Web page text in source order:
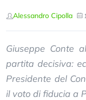
Alessandro Cipolla
Giuseppe Conte
partita decisiva:
Presidente del
il voto di fiducia a